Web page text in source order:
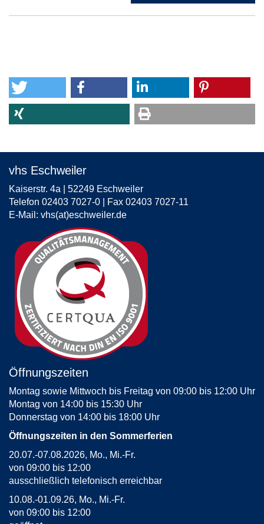
vhs Eschweiler
Kaiserstr. 4a | 52249 Eschweiler
Telefon 02403 7027-0 | Fax 02403 7027-11
E-Mail: vhs(at)eschweiler.de
Öffnungszeiten
Montag sowie Mittwoch bis Freitag von 09:00 bis 12:00 Uhr
Montag von 14:00 bis 15:30 Uhr
Donnerstag von 14:00 bis 18:00 Uhr
Öffnungszeiten in den Sommerferien
20.07.-07.08.2026, Mo., Mi.-Fr.
von 09:00 bis 12:00
ausschließlich telefonisch erreichbar
10.08.-01.09.26, Mo., Mi.-Fr.
von 09:00 bis 12:00